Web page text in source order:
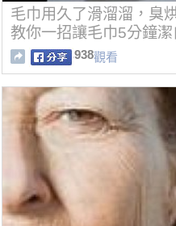
毛巾用久了滑溜溜，臭
教你一招讓毛巾5分鐘
938觀看